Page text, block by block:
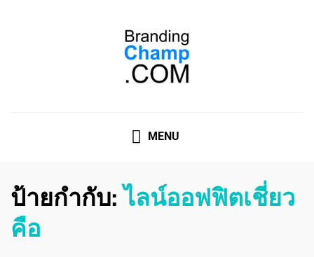
MENU
ป้ายกำกับ: ไลน์ออฟฟิตเชี่ยว
คือ